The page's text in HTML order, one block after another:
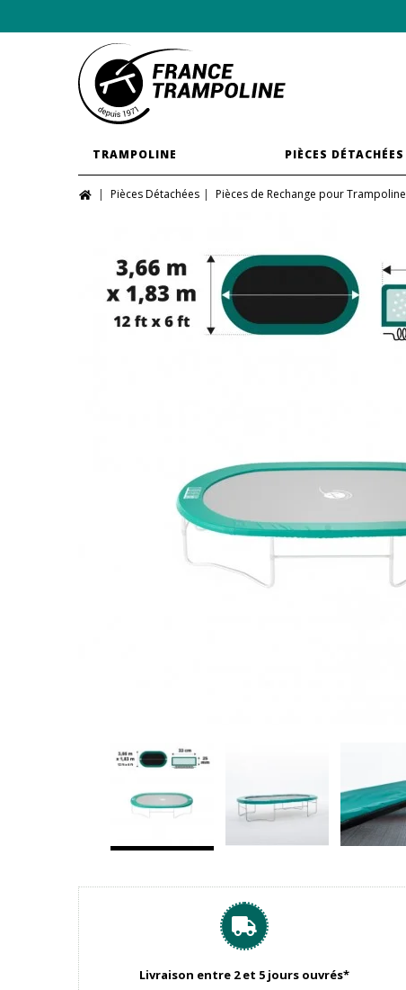
TRAMPOLINE PIÈCES DÉTACHÉES
Pièces Détachées Pièces de Rechange pour Trampoline
Livraison entre 2 et 5 jours ouvrés*